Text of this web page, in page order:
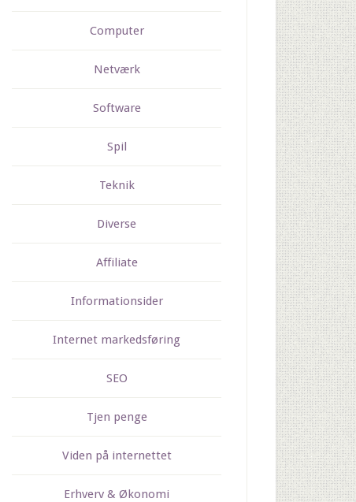
Computer
Netværk
Software
Spil
Teknik
Diverse
Affiliate
Informationsider
Internet markedsføring
SEO
Tjen penge
Viden på internettet
Erhverv & Økonomi